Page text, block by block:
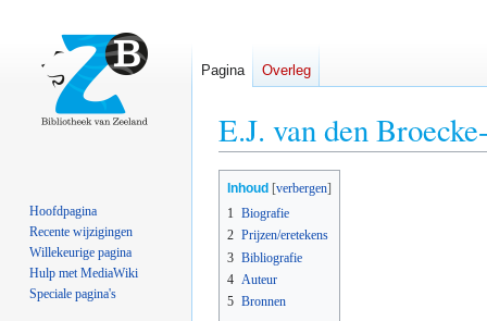
E.J. van den
Naar
navigatie
springen
Naar
zoeken
springen
Inhoud
1 Biografie
2 Prijzen/eretekens
3 Bibliografie
4 Auteur
5 Bronnen
Pagina Overleg
Hoofdpagina
Recente wijzigingen
Willekeurige pagina
Hulp met MediaWiki
Speciale pagina's